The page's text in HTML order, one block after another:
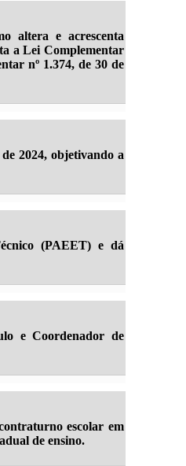
altera e acrescenta
a Lei Complementar
nº 1.374, de 30 de
2024, objetivando a
(PAEET) e dá
e Coordenador de
escolar em
de ensino.